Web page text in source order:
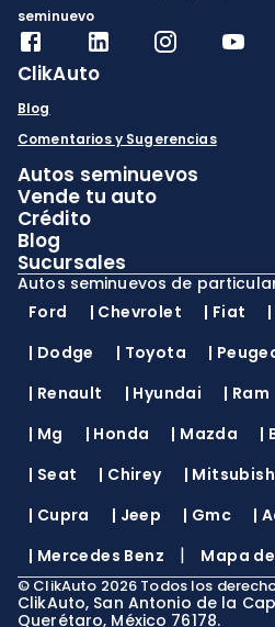
seminuevo
ClikAuto
Blog
Comentarios y Sugerencias
Autos seminuevos
Vende tu auto
Crédito
Blog
Sucursales
Autos seminuevos de
Ford
| Chevrolet | Fiat
| Dodge | Toyota |
| Renault | Hyundai | Ram
| Mg | Honda | Mazda |
| Seat | Chirey |
| Cupra | Jeep | Gmc |
| Mercedes Benz | Mapa
© ClikAuto 2026 Todos los
ClikAuto, San Antonio de la
Querétaro, México 76178.